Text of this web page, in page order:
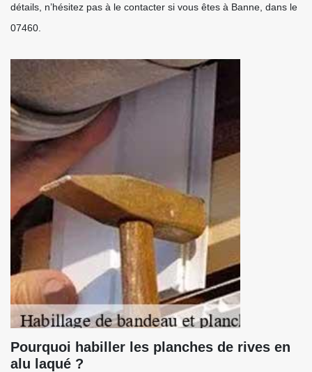
détails, n’hésitez pas à le contacter si vous êtes à Banne, dans le
07460.
Pourquoi habiller les planches de rives en
alu laqué ?